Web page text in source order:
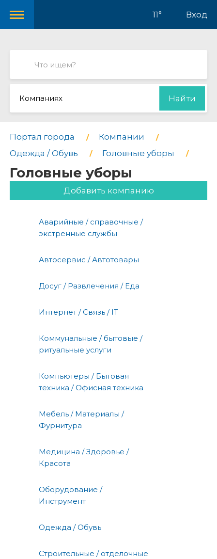
11° Вход
Компаниях Найти
Портал города
Компании
Одежда / Обувь
Головные уборы
Головные уборы
Добавить компанию
Аварийные / справочные /
экстренные службы
Автосервис / Автотовары
Досуг / Развлечения / Еда
Интернет / Связь / IT
Коммунальные / бытовые /
ритуальные услуги
Компьютеры / Бытовая
техника / Офисная техника
Мебель / Материалы /
Фурнитура
Медицина / Здоровье /
Красота
Оборудование /
Инструмент
Одежда / Обувь
Строительные / отделочные